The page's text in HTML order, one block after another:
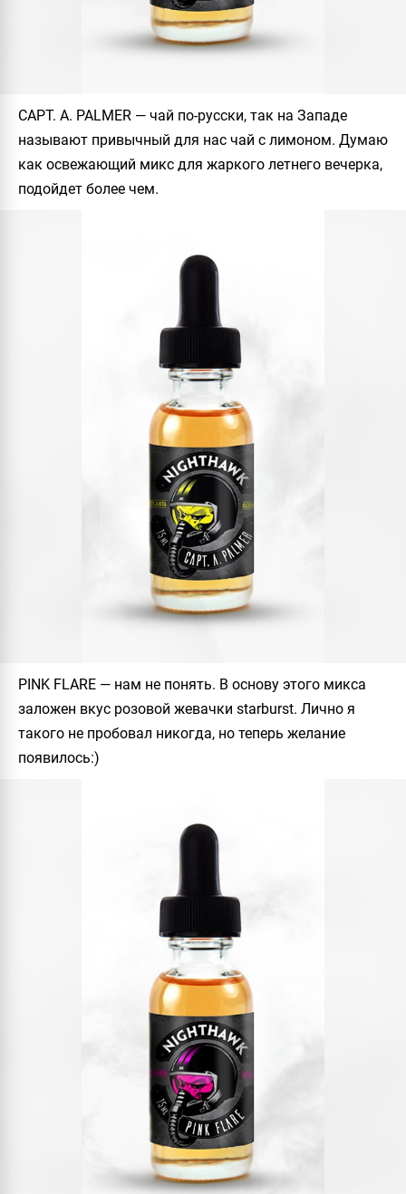
CAPT. A. PALMER — чай по-русски, так на Западе
называют привычный для нас чай с лимоном. Думаю
как освежающий микс для жаркого летнего вечерка,
подойдет более чем.
PINK FLARE — нам не понять. В основу этого микса
заложен вкус розовой жевачки starburst. Лично я
такого не пробовал никогда, но теперь желание
появилось:)